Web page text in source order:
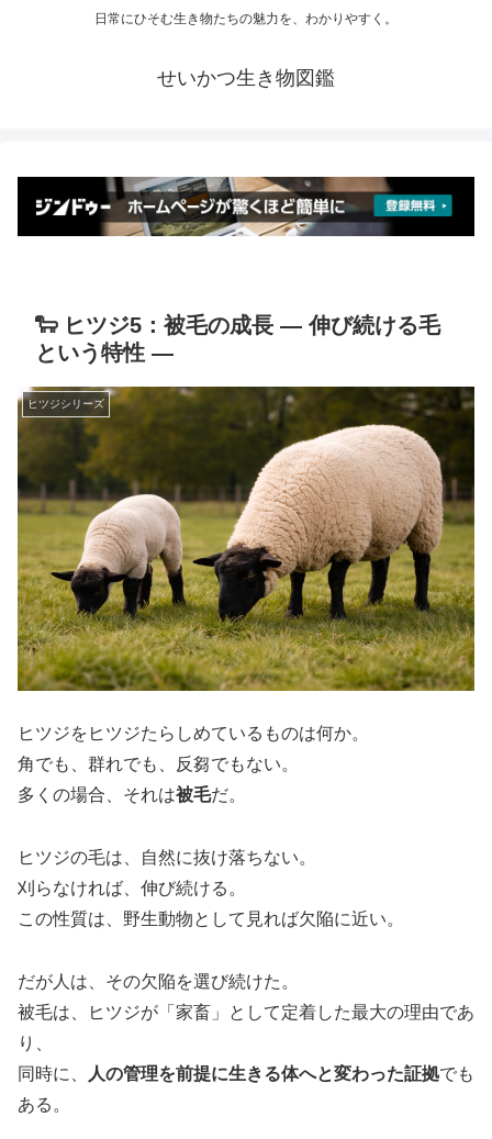
日常にひそむ生き物たちの魅力を、わかりやすく。
せいかつ生き物図鑑
🐑 ヒツジ5：被毛の成長 ― 伸び続ける毛
という特性 ―
ヒツジシリーズ
ヒツジをヒツジたらしめているものは何か。
角でも、群れでも、反芻でもない。
多くの場合、それは被毛だ。
ヒツジの毛は、自然に抜け落ちない。
刈らなければ、伸び続ける。
この性質は、野生動物として見れば欠陥に近い。
だが人は、その欠陥を選び続けた。
被毛は、ヒツジが「家畜」として定着した最大の理由であ
り、
同時に、
人の管理を前提に生きる体へと変わった証拠でも
ある。